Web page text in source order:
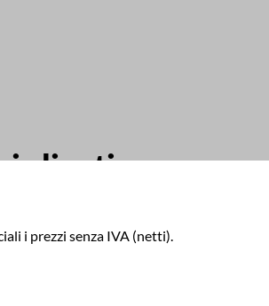
clienti
i prezzi senza IVA (netti).